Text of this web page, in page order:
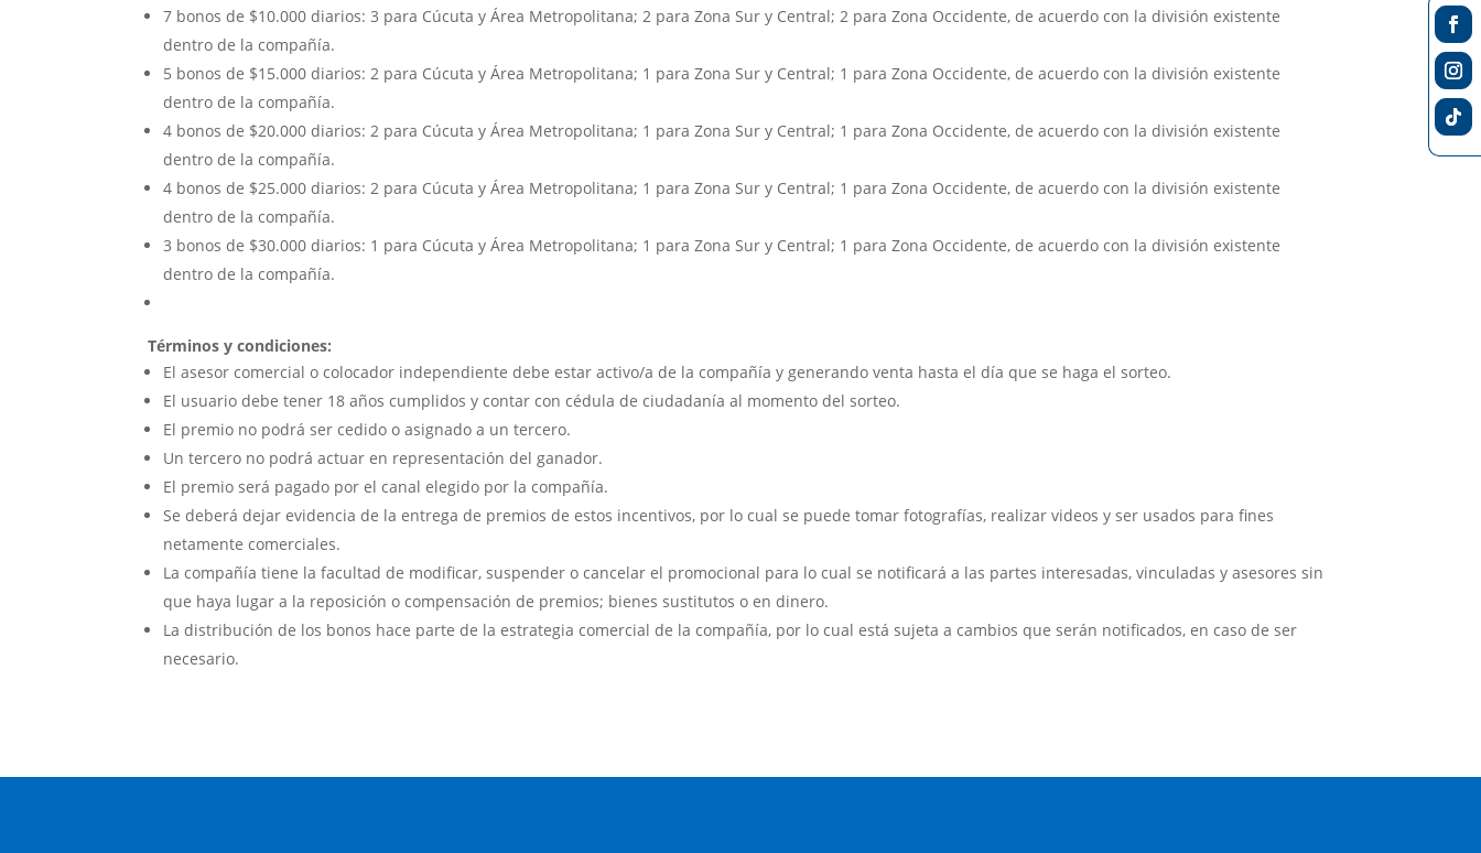
7 bonos de $10.000 diarios: 3 para Cúcuta y Área Metropolitana; 2 para Zona Sur y Central; 2 para Zona Occidente, de acuerdo con la división existente
dentro de la compañía.
5 bonos de $15.000 diarios: 2 para Cúcuta y Área Metropolitana; 1 para Zona Sur y Central; 1 para Zona Occidente, de acuerdo con la división existente
dentro de la compañía.
4 bonos de $20.000 diarios: 2 para Cúcuta y Área Metropolitana; 1 para Zona Sur y Central; 1 para Zona Occidente, de acuerdo con la división existente
dentro de la compañía.
4 bonos de $25.000 diarios: 2 para Cúcuta y Área Metropolitana; 1 para Zona Sur y Central; 1 para Zona Occidente, de acuerdo con la división existente
dentro de la compañía.
3 bonos de $30.000 diarios: 1 para Cúcuta y Área Metropolitana; 1 para Zona Sur y Central; 1 para Zona Occidente, de acuerdo con la división existente
dentro de la compañía.
Términos y condiciones:
El asesor comercial o colocador independiente debe estar activo/a de la compañía y generando venta hasta el día que se haga el sorteo.
El usuario debe tener 18 años cumplidos y contar con cédula de ciudadanía al momento del sorteo.
El premio no podrá ser cedido o asignado a un tercero.
Un tercero no podrá actuar en representación del ganador.
El premio será pagado por el canal elegido por la compañía.
Se deberá dejar evidencia de la entrega de premios de estos incentivos, por lo cual se puede tomar fotografías, realizar videos y ser usados para fines
netamente comerciales.
La compañía tiene la facultad de modificar, suspender o cancelar el promocional para lo cual se notificará a las partes interesadas, vinculadas y asesores sin
que haya lugar a la reposición o compensación de premios; bienes sustitutos o en dinero.
La distribución de los bonos hace parte de la estrategia comercial de la compañía, por lo cual está sujeta a cambios que serán notificados, en caso de ser
necesario.